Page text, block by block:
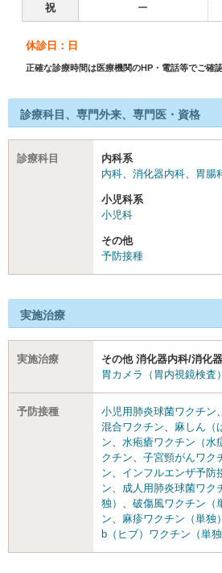
祝 ー
休診日：日
正確な診療時間は医療機関のHP・電話等でご確
診療科目、専門外来、専門医・資格
診療科目
内科系
内科
消化器内科 胃腸
小児科系
小児科
その他
予防接種
実施治療
実施治療
その他 消化器内科/消化
胃カメラ（胃内視鏡検査）
予防接種 小児用肺炎球菌ワクチン
混合ワクチン
麻しん（
ン
水疱瘡ワクチン（水
クチン
子宮頸がんワク
ン
インフルエンザ予防
ン
成人用肺炎球菌ワク
独）
破傷風ワクチン（
ン
麻疹ワクチン（単独）
b（ヒブ）ワクチン（単独